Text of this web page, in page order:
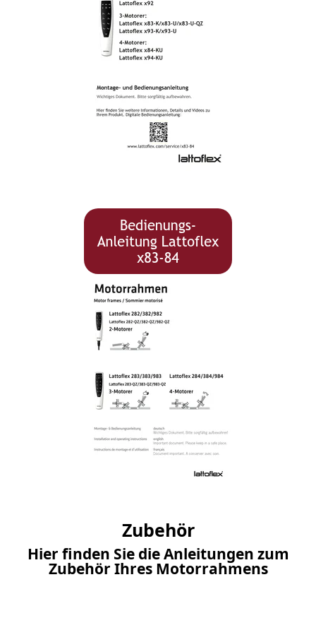
Zubehör
Hier finden Sie die Anleitungen zum
Zubehör Ihres Motorrahmens